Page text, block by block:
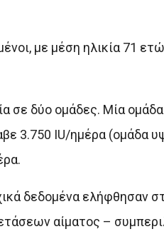
με μέση ηλικία 71
σε δύο ομάδες. Μία
3.750 IU/ημέρα (ομάδα
δεδομένα ελήφθησαν
αίματος –